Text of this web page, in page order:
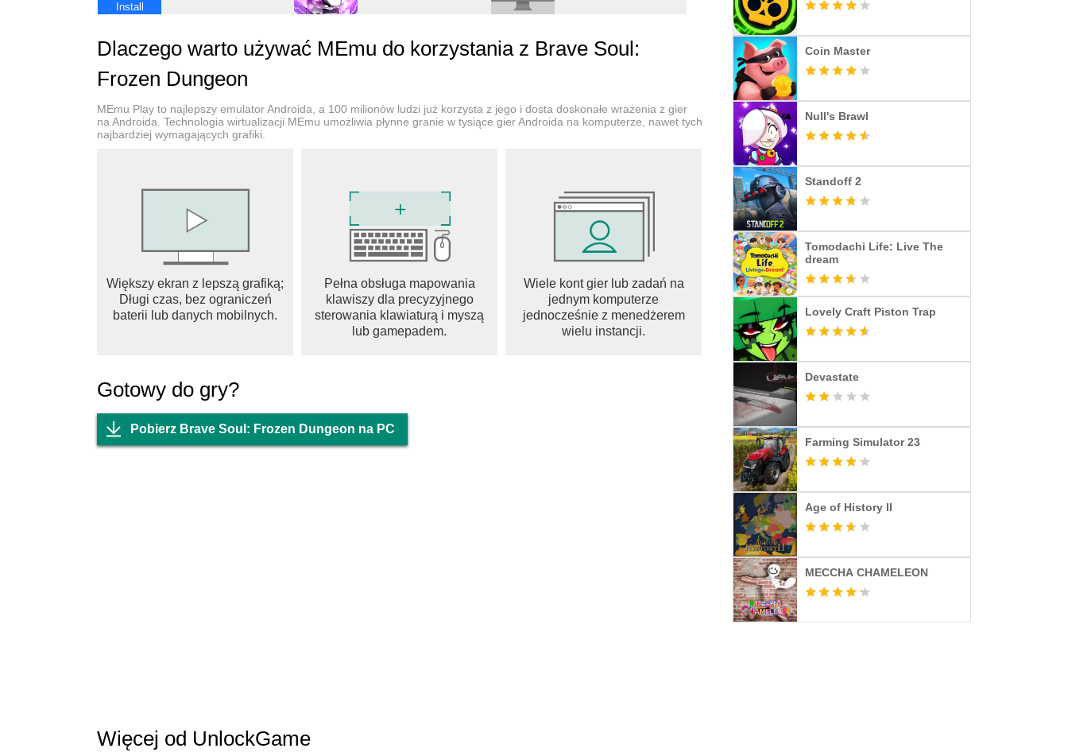
Install
Dlaczego warto używać MEmu do korzystania z Brave Soul:
Frozen Dungeon
MEmu Play to najlepszy emulator Androida, a 100 milionów ludzi już korzysta z jego i dosta doskonałe wrażenia z gier
na Androida. Technologia wirtualizacji MEmu umożliwia płynne granie w tysiące gier Androida na komputerze, nawet tych
najbardziej wymagających grafiki.
Większy ekran z lepszą grafiką;
Długi czas, bez ograniczeń
baterii lub danych mobilnych.
Pełna obsługa mapowania
klawiszy dla precyzyjnego
sterowania klawiaturą i myszą
lub gamepadem.
Wiele kont gier lub zadań na
jednym komputerze
jednocześnie z menedżerem
wielu instancji.
Gotowy do gry?
Pobierz Brave Soul: Frozen Dungeon na PC
Więcej od UnlockGame
Coin Master
Null's Brawl
Standoff 2
Tomodachi Life: Live The
dream
Lovely Craft Piston Trap
Devastate
Farming Simulator 23
Age of History II
MECCHA CHAMELEON